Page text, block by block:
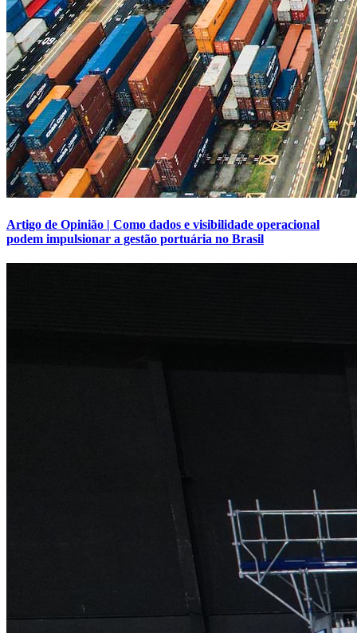
Artigo de Opinião | Como dados e visibilidade operacional
podem impulsionar a gestão portuária no Brasil